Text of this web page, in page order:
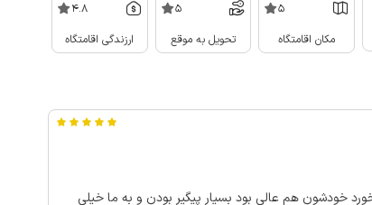
5
مکان اقامتگاه
5
تحویل به موقع
4.8
ارزندگی اقامتگاه
ممنون از خانم طاهری عزیز خونه شون خیلی تمیز بود و برخورد خودشون هم عالی بود بسیار پیگیر بودن و به ما خیلی